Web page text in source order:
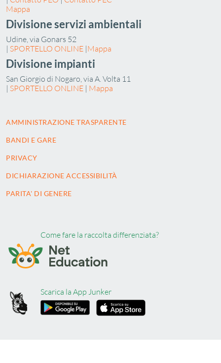
Mappa
Divisione servizi ambientali
Udine, via Gonars 52
| SPORTELLO ONLINE |Mappa
Divisione impianti
San Giorgio di Nogaro, via A. Volta 11
| SPORTELLO ONLINE | Mappa
AMMINISTRAZIONE TRASPARENTE
BANDI E GARE
PRIVACY
DICHIARAZIONE ACCESSIBILITÀ
PARITA' DI GENERE
Come fare la raccolta differenziata?
Scarica la App Junker